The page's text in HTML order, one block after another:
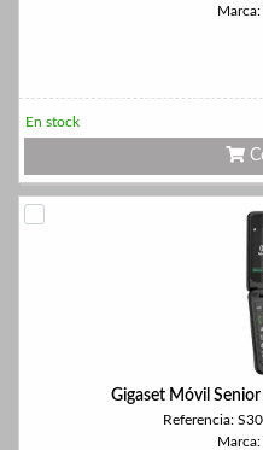
Marca:
En stock
Gigaset Móvil
Referencia:
Marca: